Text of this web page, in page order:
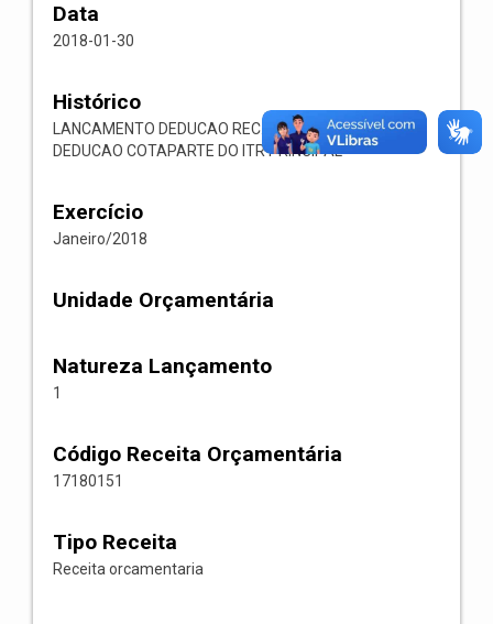
Data
2018-01-30
Histórico
LANCAMENTO DEDUCAO REC. N.145 9510.00.0.0.00
DEDUCAO COTAPARTE DO ITR PRINCIPAL
Exercício
Janeiro/2018
Unidade Orçamentária
Natureza Lançamento
1
Código Receita Orçamentária
17180151
Tipo Receita
Receita orcamentaria